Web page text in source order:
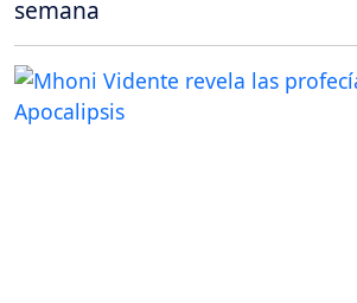
semana